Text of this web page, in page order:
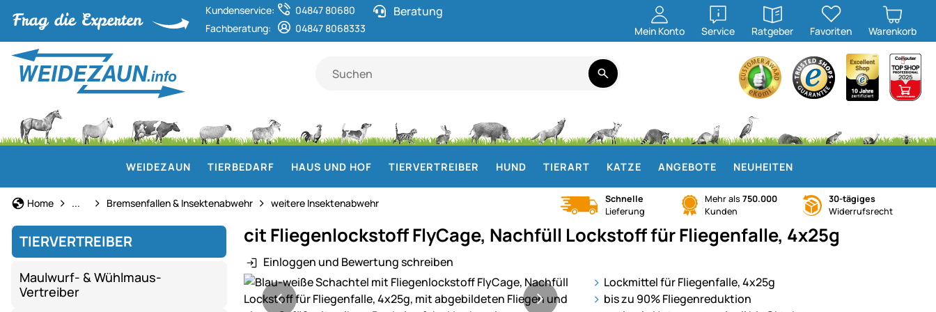
Kundenservice:
04847 80680
Fachberatung:
04847 8068333
Beratung
Mein Konto Service
öffnen
Ratgeber
öffnen
Favoriten Warenkorb
WEIDEZAUN TIERBEDARF HAUS UND HOF TIERVERTREIBER HUND TIERART KATZE ANGEBOTE NEUHEITEN
Home Tiervertreiber
... Bremsenfallen & Insektenabwehr weitere Insektenabwehr
Schnelle
Lieferung
Mehr als 750.000
Kunden
30-tägiges
Widerrufsrecht
TIERVERTREIBER
Maulwurf- & Wühlmaus-
Vertreiber
cit Fliegenlockstoff FlyCage, Nachfüll Lockstoff für Fliegenfalle, 4x25g
Einloggen und Bewertung schreiben
Produktgalerie
Lockmittel für Fliegenfalle, 4x25g
bis zu 90% Fliegenreduktion